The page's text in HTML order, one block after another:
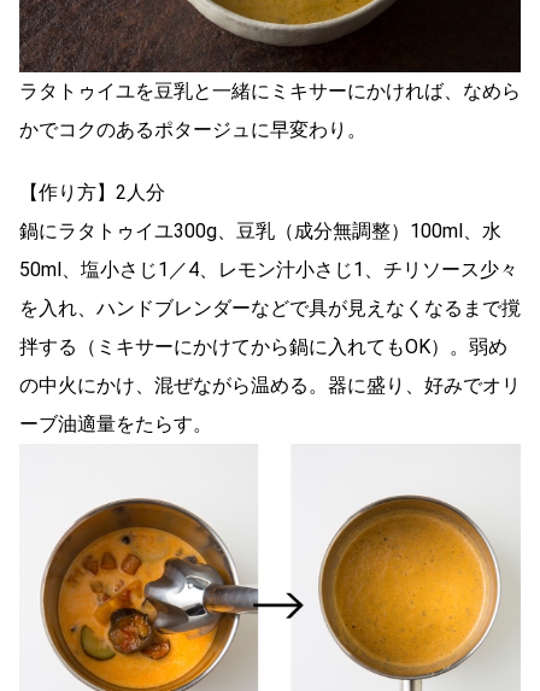
ラタトゥイユを豆乳と一緒にミキサーにかければ、なめら
かでコクのあるポタージュに早変わり。
【作り方】2人分
鍋にラタトゥイユ300g、豆乳（成分無調整）100ml、水
50ml、塩小さじ1／4、レモン汁小さじ1、チリソース少々
を入れ、ハンドブレンダーなどで具が見えなくなるまで撹
拌する（ミキサーにかけてから鍋に入れてもOK）。弱め
の中火にかけ、混ぜながら温める。器に盛り、好みでオリ
ーブ油適量をたらす。